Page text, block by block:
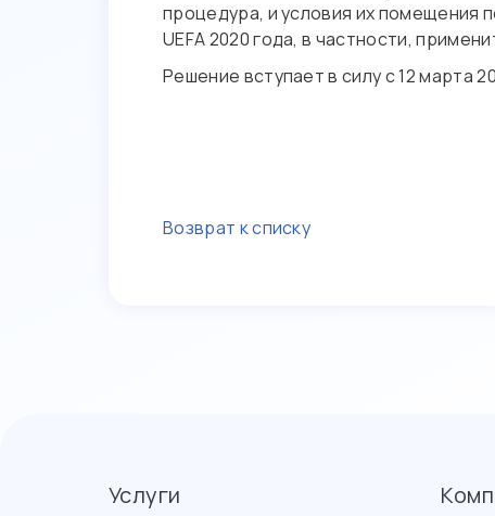
процедура, и условия их помещения
UEFA 2020 года, в частности,
Решение вступает в силу с 12 марта
Возврат к списку
Услуги